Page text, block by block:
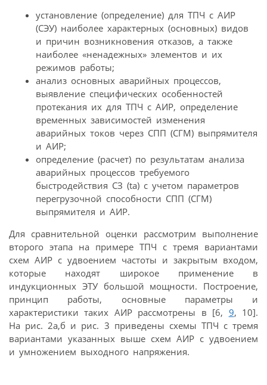
установление (определение) для ТПЧ с АИР
(СЭУ) наиболее характерных (основных) видов
и причин возникновения отказов, а также
наиболее «ненадежных» элементов и их
режимов работы;
анализ основных аварийных процессов,
выявление специфических особенностей
протекания их для ТПЧ с АИР, определение
временных зависимостей изменения
аварийных токов через СПП (СГМ) выпрямителя
и АИР;
определение (расчет) по результатам анализа
аварийных процессов требуемого
быстродействия СЗ (ta) с учетом параметров
перегрузочной способности СПП (СГМ)
выпрямителя и АИР.
Для сравнительной оценки рассмотрим выполнение
второго этапа на примере ТПЧ с тремя вариантами
схем АИР с удвоением частоты и закрытым входом,
которые находят широкое применение в
индукционных ЭТУ большой мощности. Построение,
принцип работы, основные параметры и
характеристики таких АИР рассмотрены в [6, 9, 10].
На рис. 2а,б и рис. 3 приведены схемы ТПЧ с тремя
вариантами указанных выше схем АИР с удвоением
и умножением выходного напряжения.